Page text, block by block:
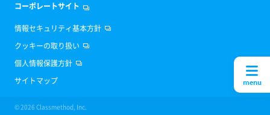
menu
コーポレートサイト
情報セキュリティ基本方針
クッキーの取り扱い
個人情報保護方針
サイトマップ
© 2026 Classmethod, Inc.